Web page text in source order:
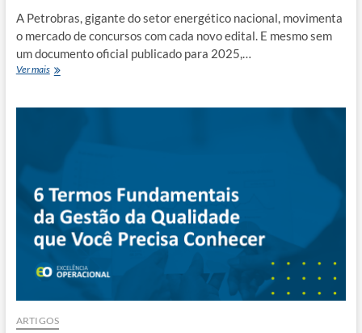
A Petrobras, gigante do setor energético nacional, movimenta
o mercado de concursos com cada novo edital. E mesmo sem
um documento oficial publicado para 2025,…
Ver maisConcurso
que
deixar
para
trás?
ARTIGOS